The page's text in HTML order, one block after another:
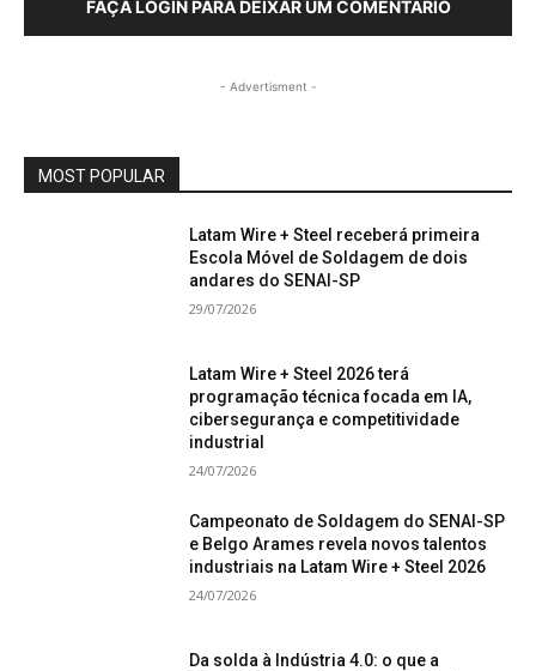
FAÇA LOGIN PARA DEIXAR UM COMENTÁRIO
- Advertisment -
MOST POPULAR
Latam Wire + Steel receberá primeira
Escola Móvel de Soldagem de dois
andares do SENAI-SP
29/07/2026
Latam Wire + Steel 2026 terá
programação técnica focada em IA,
cibersegurança e competitividade
industrial
24/07/2026
Campeonato de Soldagem do SENAI-SP
e Belgo Arames revela novos talentos
industriais na Latam Wire + Steel 2026
24/07/2026
Da solda à Indústria 4.0: o que a